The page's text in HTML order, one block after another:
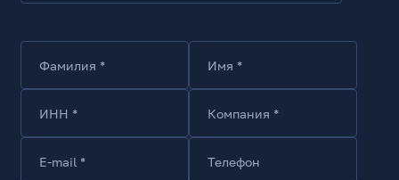
Фамилия * Имя *
ИНН * Компания *
E-mail * Телефон